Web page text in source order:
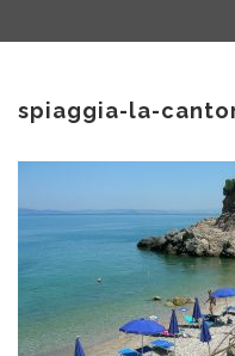
contenuto
spiaggia-la-